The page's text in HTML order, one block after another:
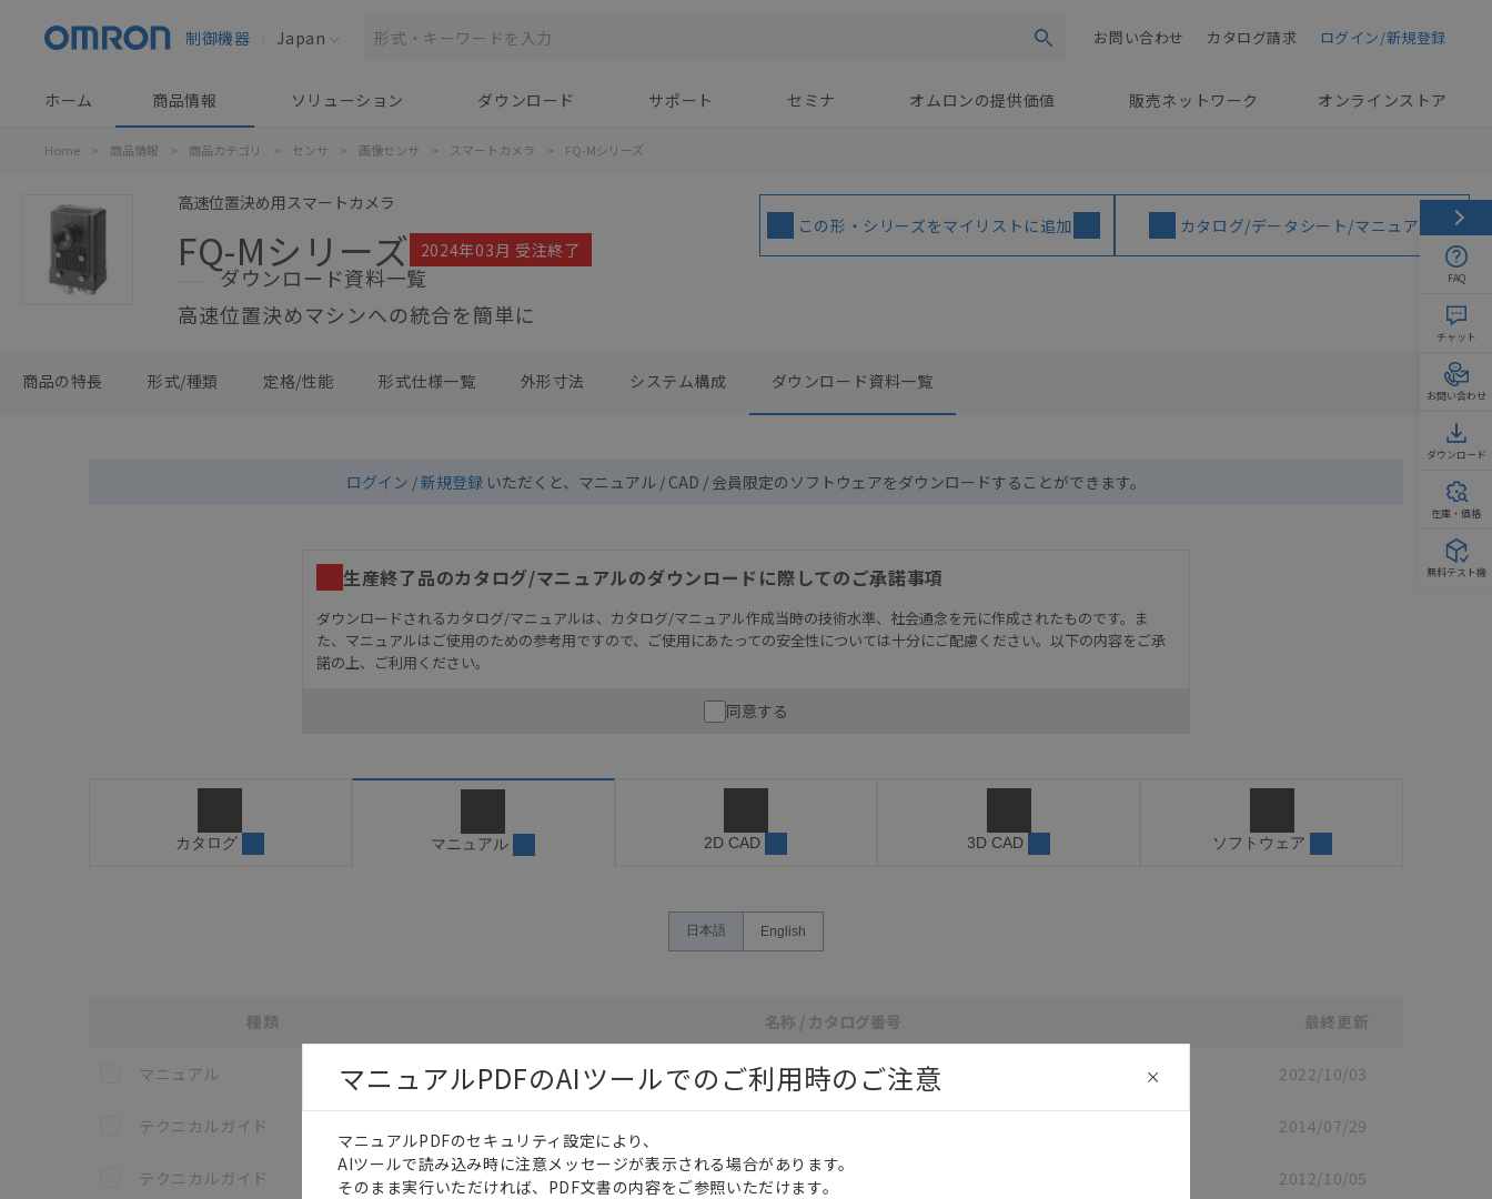
制御機器 Japan 検索 ログイン/新規登録
カタログ請求
お問い合わせ
ホーム 商品情報 ソリューション ダウンロード サポート セミナ オムロンの提供価値 販売ネットワーク オンラインストア
Home > 商品情報 > 商品カテゴリ > センサ > 画像センサ > スマートカメラ > FQ-Mシリーズ
高速位置決め用スマートカメラ
FQ-Mシリーズ 2024年03月 受注終了
ダウンロード資料一覧
高速位置決めマシンへの統合を簡単に
この形・シリーズをマイリストに追加 カタログ/データシート/マニュアル
商品の特長 形式/種類 定格/性能 形式仕様一覧 外形寸法 システム構成 ダウンロード資料一覧
ログイン / 新規登録 いただくと、マニュアル / CAD / 会員限定のソフトウェアをダウンロードすることができます。
生産終了品のカタログ/マニュアルのダウンロードに際してのご承諾事項
ダウンロードされるカタログ/マニュアルは、カタログ/マニュアル作成当時の技術水準、社会通念を元に作成されたものです。ま
た、マニュアルはご使用のための参考用ですので、ご使用にあたっての安全性については十分にご配慮ください。以下の内容をご承
諾の上、ご利用ください。
お客様が本製品を人命や財産に重大な危険を及ぼすような用途に使用される場合には、システム全体として危険を知らせたり、冗
長設計により必要な安全性を確保できるよう設計されていること、および本製品が全体の中で意図した用途に対して適切に配電・
カタログ/マニュアルに記載されているアプリケーション事例は参考用ですので、ご採用に際しては機器・装置の機能や安全性を
記載されているサービス内容や連絡先等は作成当時のものであり、変更・改定させていただいている可能性があります。改めて当
同意する
カタログ マニュアル 2D CAD 3D CAD ソフトウェア
日本語 English
種類 名称 / カタログ番号 最終更新
この資料を選択
マニュアル FQ-MS12□ 位置決め専用視覚センサ ユーザーズマニュアル / SDNB-706F 2022/10/03
この資料を選択
テクニカルガイド 2014/07/29
この資料を選択
テクニカルガイド FQ-MS12□(-M)-ECT 視覚センサ編 CJシリーズ EtherCAT接続ガイド 2012/10/05
FAQ
チャット
お問い合わせ
ダウンロード
在庫・価格
無料テスト機
マニュアルPDFのAIツールでのご利用時のご注意
マニュアルPDFのセキュリティ設定により、
AIツールで読み込み時に注意メッセージが表示される場合があります。
そのまま実行いただければ、PDF文書の内容をご参照いただけます。